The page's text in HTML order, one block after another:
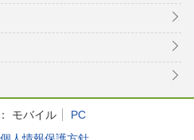
モバイル
PC